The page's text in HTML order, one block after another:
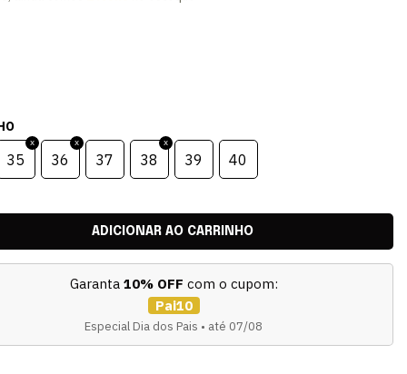
35 36 37 38 39 40
Garanta 10% OFF com o cupom:
Pai10
Especial Dia dos Pais • até 07/08